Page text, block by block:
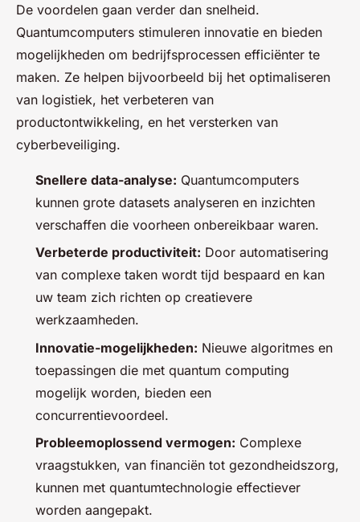
De voordelen gaan verder dan snelheid.
Quantumcomputers stimuleren innovatie en bieden
mogelijkheden om bedrijfsprocessen efficiënter te
maken. Ze helpen bijvoorbeeld bij het optimaliseren
van logistiek, het verbeteren van
productontwikkeling, en het versterken van
cyberbeveiliging.
Snellere data-analyse: Quantumcomputers
kunnen grote datasets analyseren en inzichten
verschaffen die voorheen onbereikbaar waren.
Verbeterde productiviteit: Door automatisering
van complexe taken wordt tijd bespaard en kan
uw team zich richten op creatievere
werkzaamheden.
Innovatie-mogelijkheden: Nieuwe algoritmes en
toepassingen die met quantum computing
mogelijk worden, bieden een
concurrentievoordeel.
Probleemoplossend vermogen: Complexe
vraagstukken, van financiën tot gezondheidszorg,
kunnen met quantumtechnologie effectiever
worden aangepakt.